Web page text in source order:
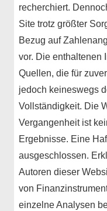
recherchiert.
Site trotz größter
Bezug auf
vor. Die enthaltenen
Quellen, die für
jedoch keineswegs
Vollständigkeit. Die
Vergangenheit ist
Ergebnisse. Eine
ausgeschlossen.
Autoren dieser
von
einzelne Analysen